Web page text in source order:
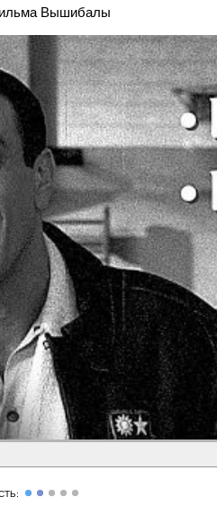
Вышибалы